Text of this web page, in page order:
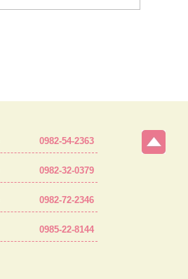
0982-54-2363
0982-32-0379
0982-72-2346
0985-22-8144